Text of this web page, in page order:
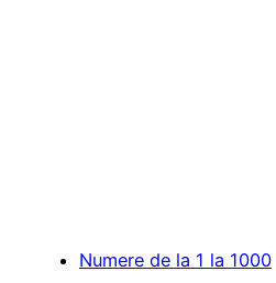
Numere de la 1 la 1000